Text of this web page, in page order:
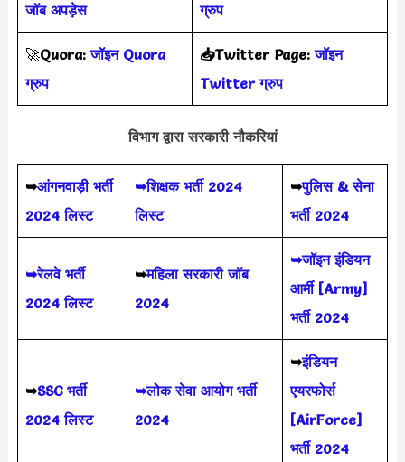
जॉब अपड़ेस
ग्रुप
🚀Quora:जॉइन Quora
ग्रुप
📥Twitter Page:जॉइन
Twitter ग्रुप
विभाग द्वारा सरकारी नौकरियां
➥आंगनवाड़ी भर्ती
2024 लिस्ट
➥शिक्षक भर्ती 2024
लिस्ट
➥पुलिस & सेना
भर्ती 2024
➥रेलवे भर्ती
2024 लिस्ट
➥महिला सरकारी जॉब
2024
➥जॉइन इंडियन
आर्मी [Army]
भर्ती 2024
➥SSC भर्ती
2024 लिस्ट
➥लोक सेवा आयोग भर्ती
2024
➥इंडियन
एयरफोर्स
[AirForce]
भर्ती 2024